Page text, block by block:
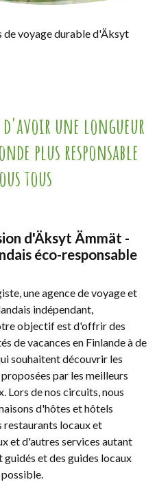
de voyage durable d'Äksyt
d'avoir une longueur
plus responsable
tous
d'Äksyt Ämmät -
éco-responsable
une agence de voyage et
indépendant,
objectif est d'offrir des
de vacances en Finlande à de
souhaitent découvrir les
par les meilleurs
Lors de nos circuits, nous
d'hôtes et hôtels
restaurants locaux et
et d'autres services autant
et des guides locaux